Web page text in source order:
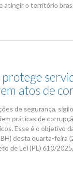
atingir o território
atos de
de segurança,
práticas de
Esse é o objetivo
desta quarta-feira
de Lei (PL) 610/